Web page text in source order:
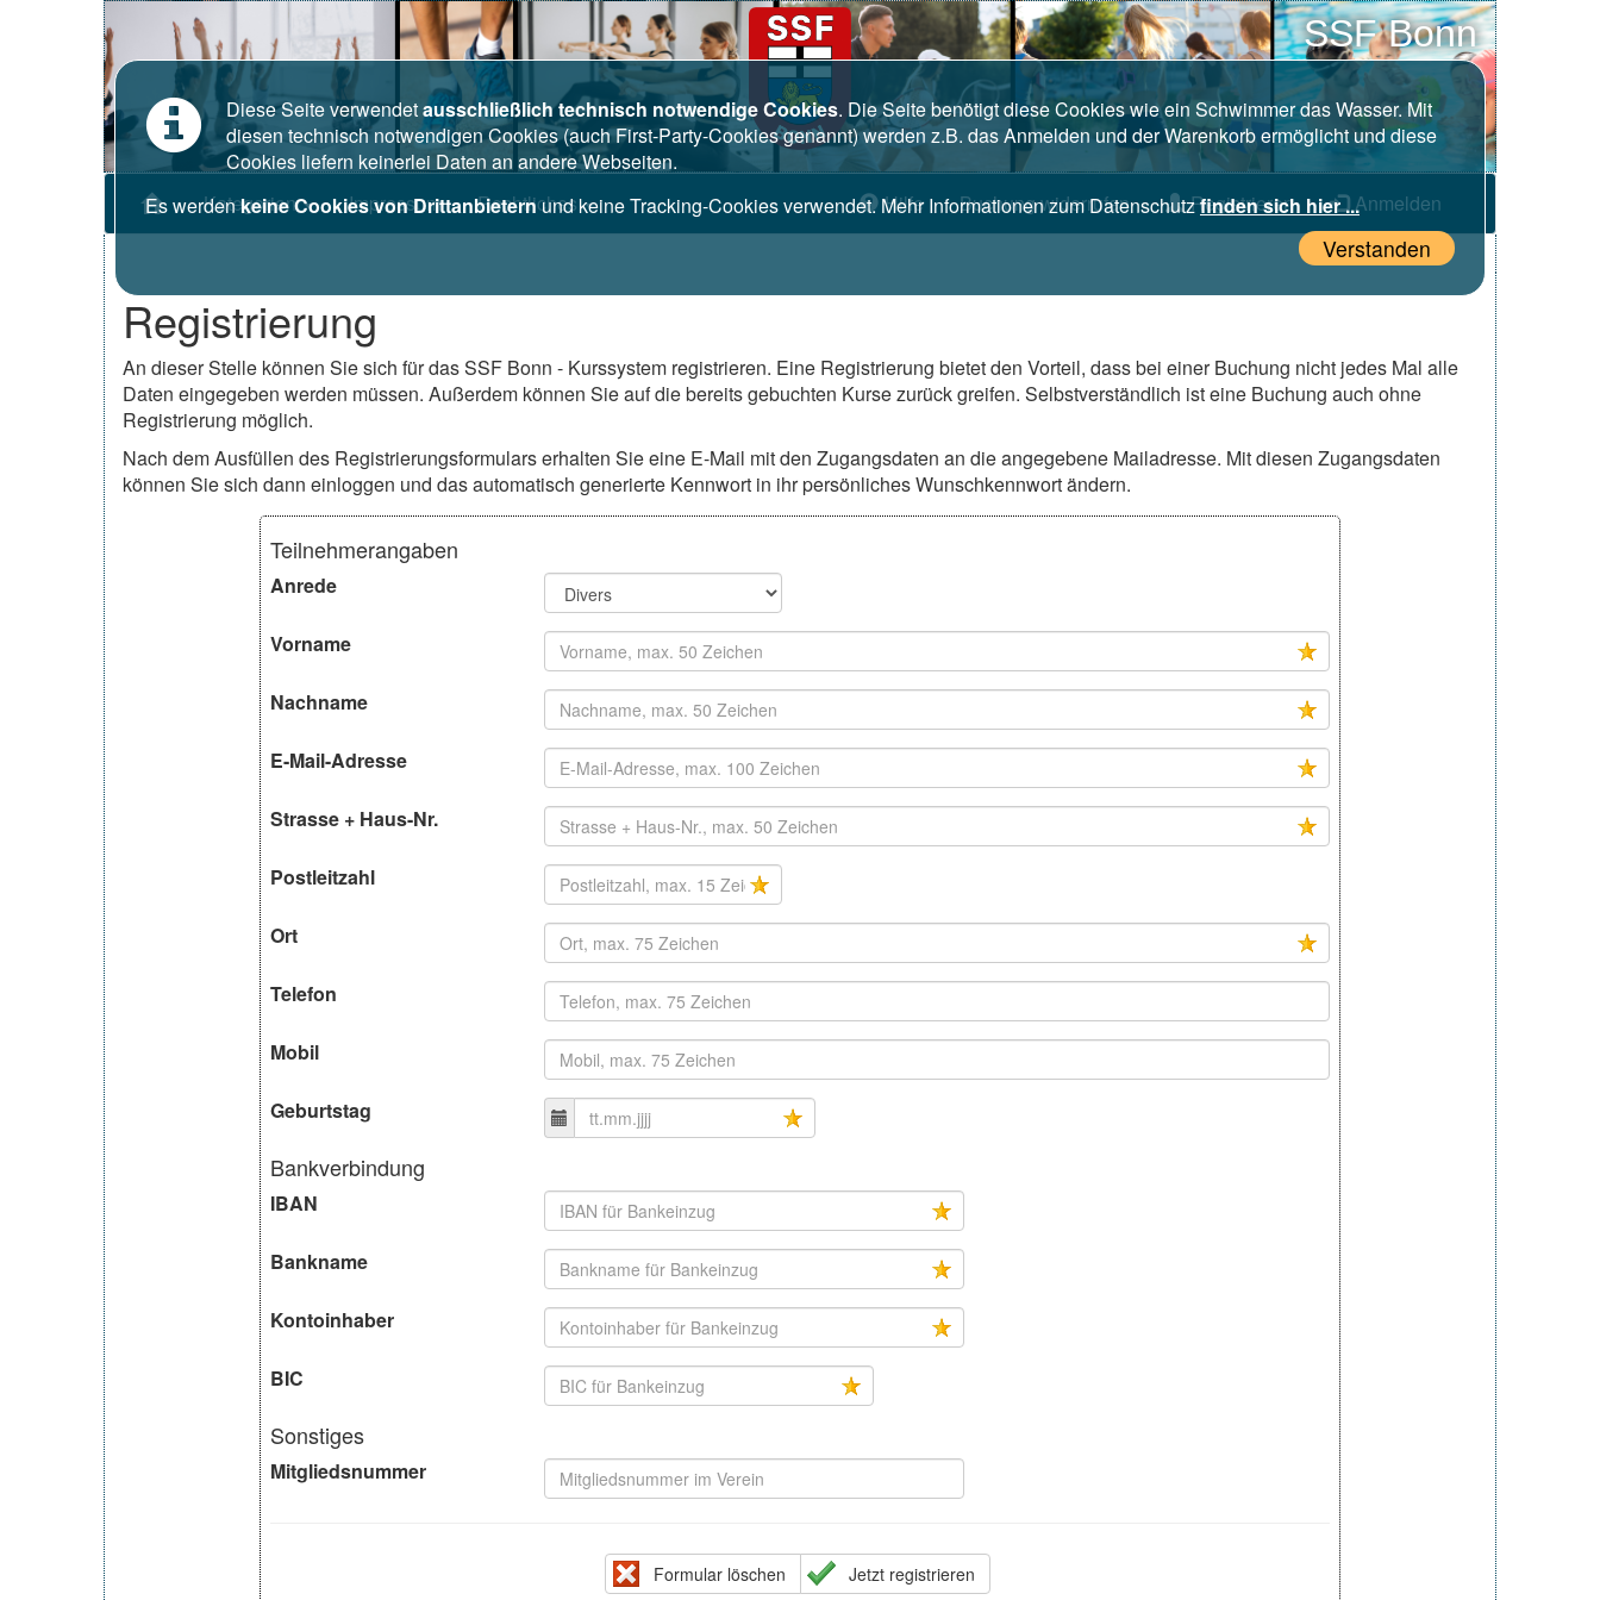
SSF Bonn
Kategorien Impressum Rechtliches Hilfe Buchung widerrufen Registrieren Anmelden
Registrierung
An dieser Stelle können Sie sich für das SSF Bonn - Kurssystem registrieren. Eine Registrierung bietet den Vorteil, dass bei einer Buchung nicht jedes Mal alle
Daten eingegeben werden müssen. Außerdem können Sie auf die bereits gebuchten Kurse zurück greifen. Selbstverständlich ist eine Buchung auch ohne
Registrierung möglich.
Nach dem Ausfüllen des Registrierungsformulars erhalten Sie eine E-Mail mit den Zugangsdaten an die angegebene Mailadresse. Mit diesen Zugangsdaten
können Sie sich dann einloggen und das automatisch generierte Kennwort in ihr persönliches Wunschkennwort ändern.
Teilnehmerangaben
Anrede
Vorname
Nachname
E-Mail-Adresse
Strasse + Haus-Nr.
Postleitzahl
Ort
Telefon
Mobil
Geburtstag
Bankverbindung
IBAN
Bankname
Kontoinhaber
BIC
Sonstiges
Mitgliedsnummer
Formular löschen Jetzt registrieren
Diese Seite verwendetausschließlich technisch notwendige Cookies. Die Seite benötigt diese Cookies wie ein Schwimmer das Wasser. Mit
diesen technisch notwendigen Cookies (auch First-Party-Cookies genannt) werden z.B. das Anmelden und der Warenkorb ermöglicht und diese
Cookies liefern keinerlei Daten an andere Webseiten.
Es werdenkeine Cookies von Drittanbieternund keine Tracking-Cookies verwendet. Mehr Informationen zum Datenschutzfinden sich hier ...
Verstanden